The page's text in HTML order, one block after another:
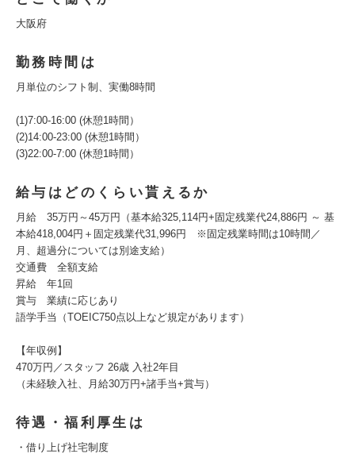
大阪府
勤務時間は
月単位のシフト制、実働8時間
(1)7:00-16:00 (休憩1時間）
(2)14:00-23:00 (休憩1時間）
(3)22:00-7:00 (休憩1時間）
給与はどのくらい貰えるか
月給 35万円～45万円（基本給325,114円+固定残業代24,886円 ～ 基
本給418,004円＋固定残業代31,996円 ※固定残業時間は10時間／
月、超過分については別途支給）
交通費 全額支給
昇給 年1回
賞与 業績に応じあり
語学手当（TOEIC750点以上など規定があります）
【年収例】
470万円／スタッフ 26歳 入社2年目
（未経験入社、月給30万円+諸手当+賞与）
待遇・福利厚生は
・借り上げ社宅制度